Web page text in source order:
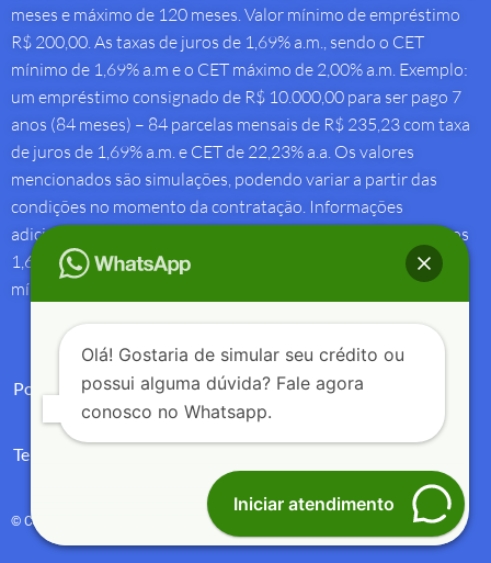
meses e máximo de 120 meses. Valor mínimo de empréstimo
R$ 200,00. As taxas de juros de 1,69% a.m., sendo o CET
mínimo de 1,69% a.m e o CET máximo de 2,00% a.m. Exemplo:
um empréstimo consignado de R$ 10.000,00 para ser pago 7
anos (84 meses) – 84 parcelas mensais de R$ 235,23 com taxa
de juros de 1,69% a.m. e CET de 22,23% a.a. Os valores
mencionados são simulações, podendo variar a partir das
condições no momento da contratação. Informações
adicionais sobre antecipação saque-aniversário: Taxa de juros
1,69% a.m e Custo Efetivo Total máximo de 1,92% a.m. e
mínimo de 1,88% a.m.
Política de Privacidade
Termos de Uso
© Copyright 2004 – 2025 – Créditos e Seguros – All Rights Reserved.
Olá! Gostaria de simular seu crédito ou
possui alguma dúvida? Fale agora
conosco no Whatsapp.
Iniciar atendimento